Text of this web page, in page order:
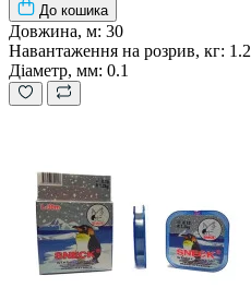
До кошика
Довжина, м: 30
Навантаження на розрив, кг: 1.2
Діаметр, мм: 0.1